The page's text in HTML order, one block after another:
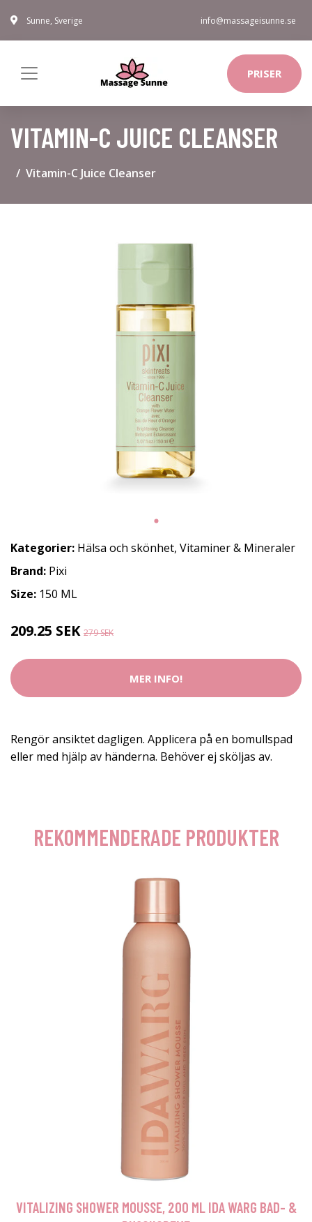
Sunne, Sverige info@massageisunne.se
PRISER
VITAMIN-C JUICE CLEANSER
Vitamin-C Juice Cleanser
Kategorier: Hälsa och skönhet, Vitaminer & Mineraler
Brand: Pixi
Size: 150 ML
209.25 SEK 279 SEK
MER INFO!
Rengör ansiktet dagligen. Applicera på en bomullspad
eller med hjälp av händerna. Behöver ej sköljas av.
REKOMMENDERADE PRODUKTER
VITALIZING SHOWER MOUSSE, 200 ML IDA WARG BAD- &